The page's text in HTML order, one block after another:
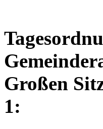
Großen
1: